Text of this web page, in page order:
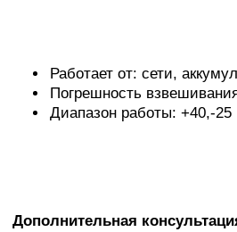
Работает от: сети,
Погрешность
Диапазон работы: +40,-25
Дополнительная